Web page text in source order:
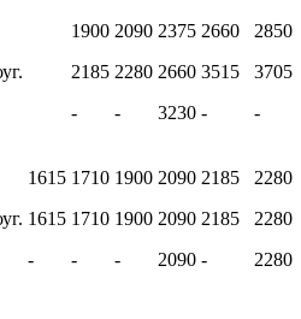
1900
2185
-
2090
2280
-
2375
2660
3230
2660
3515
-
2850
3705
-
1615
1615
-
1710
1710
-
1900
1900
-
2090
2090
2090
2185
2185
-
2280
2280
2280